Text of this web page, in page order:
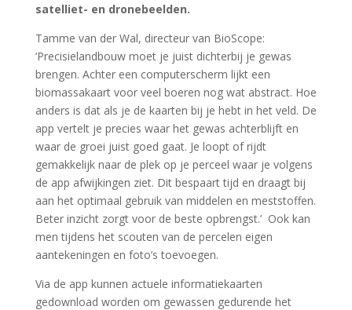
satelliet- en dronebeelden.
Tamme van der Wal, directeur van BioScope:
‘Precisielandbouw moet je juist dichterbij je gewas
brengen. Achter een computerscherm lijkt een
biomassakaart voor veel boeren nog wat abstract. Hoe
anders is dat als je de kaarten bij je hebt in het veld. De
app vertelt je precies waar het gewas achterblijft en
waar de groei juist goed gaat. Je loopt of rijdt
gemakkelijk naar de plek op je perceel waar je volgens
de app afwijkingen ziet. Dit bespaart tijd en draagt bij
aan het optimaal gebruik van middelen en meststoffen.
Beter inzicht zorgt voor de beste opbrengst.’ Ook kan
men tijdens het scouten van de percelen eigen
aantekeningen en foto’s toevoegen.
Via de app kunnen actuele informatiekaarten
gedownload worden om gewassen gedurende het